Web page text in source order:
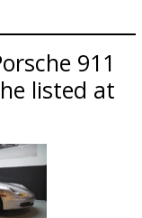
911
listed at